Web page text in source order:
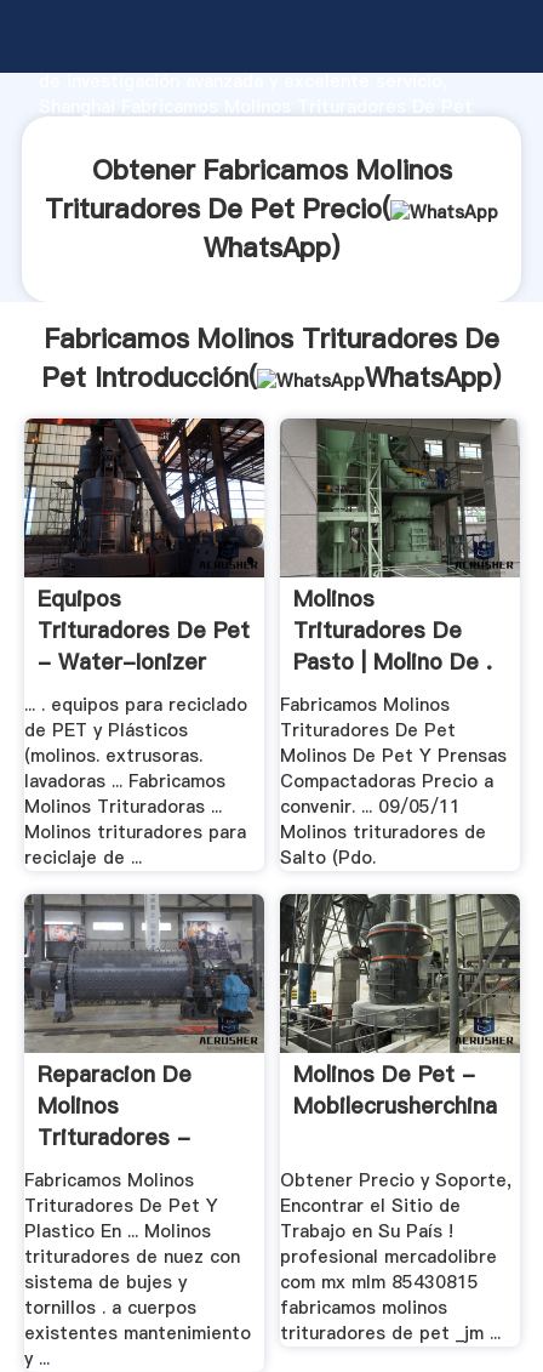
de investigación avanzada y excelente servicio,
clientes.Obtener Fabricamos Molinos
Trituradores De Pet Precio(
WhatsApp)
Fabricamos Molinos Trituradores De
Pet Introducción(
WhatsApp)
Equipos
Trituradores De Pet
- Water-Ionizer
... . equipos para reciclado
de PET y Plásticos
(molinos. extrusoras.
lavadoras ... Fabricamos
Molinos Trituradoras ...
Molinos trituradores para
reciclaje de ...
Molinos
Trituradores De
Pasto | Molino De .
Fabricamos Molinos
Trituradores De Pet
Molinos De Pet Y Prensas
Compactadoras Precio a
convenir. ... 09/05/11
Molinos trituradores de
Salto (Pdo.
Reparacion De
Molinos
Trituradores -
Water .
Fabricamos Molinos
Trituradores De Pet Y
Plastico En ... Molinos
trituradores de nuez con
sistema de bujes y
tornillos . a cuerpos
existentes mantenimiento
y ...
Molinos De Pet -
Mobilecrusherchina
Obtener Precio y Soporte,
Encontrar el Sitio de
Trabajo en Su País !
profesional mercadolibre
com mx mlm 85430815
fabricamos molinos
trituradores de pet _jm ...